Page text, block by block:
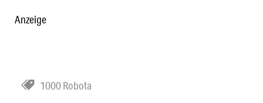
Anzeige
1000 Robota